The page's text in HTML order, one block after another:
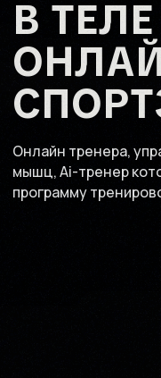
В
Онлайн тренера,
мышц, Ai-тренер
программу